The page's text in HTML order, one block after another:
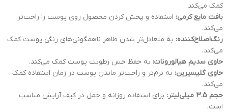
کمک می‌کند.
بافت مایع کرمی: استفاده و پخش کردن محصول روی پوست را راحت‌تر
می‌کند.
رنگ‌اصلاح‌کننده: به متعادل‌تر شدن ظاهر ناهمگونی‌های رنگی پوست کمک
می‌کند.
حاوی سدیم هیالورونات: به حفظ حس رطوبت پوست کمک می‌کند.
حاوی گلیسیرین: به نرم‌تر و راحت‌تر ماندن پوست در زمان استفاده کمک
می‌کند.
حجم 3.5 میلی‌لیتر:
برای استفاده روزانه و حمل در کیف آرایش مناسب
است.